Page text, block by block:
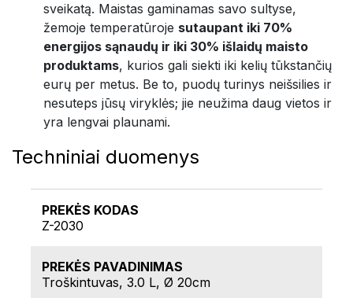
sveikatą. Maistas gaminamas savo sultyse,
žemoje temperatūroje sutaupant iki 70%
energijos sąnaudų ir iki 30% išlaidų maisto
produktams, kurios gali siekti iki kelių tūkstančių
eurų per metus. Be to, puodų turinys neišsilies ir
nesuteps jūsų viryklės; jie neužima daug vietos ir
yra lengvai plaunami.
Techniniai duomenys
PREKĖS KODAS
Z-2030
PREKĖS PAVADINIMAS
Troškintuvas, 3.0 L, Ø 20cm